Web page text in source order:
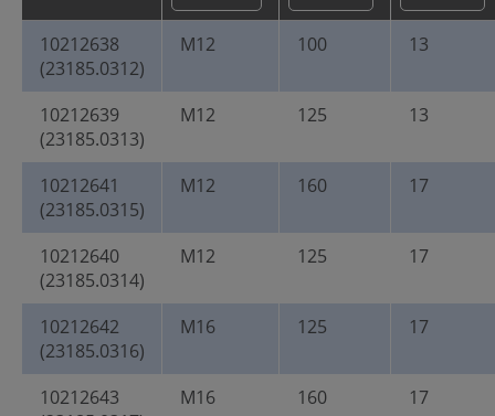
10212638
(23185.0312)
M12 100 13
10212639
(23185.0313)
M12 125 13
10212641
(23185.0315)
M12 160 17
10212640
(23185.0314)
M12 125 17
10212642
(23185.0316)
M16 125 17
10212643
M16 160 17